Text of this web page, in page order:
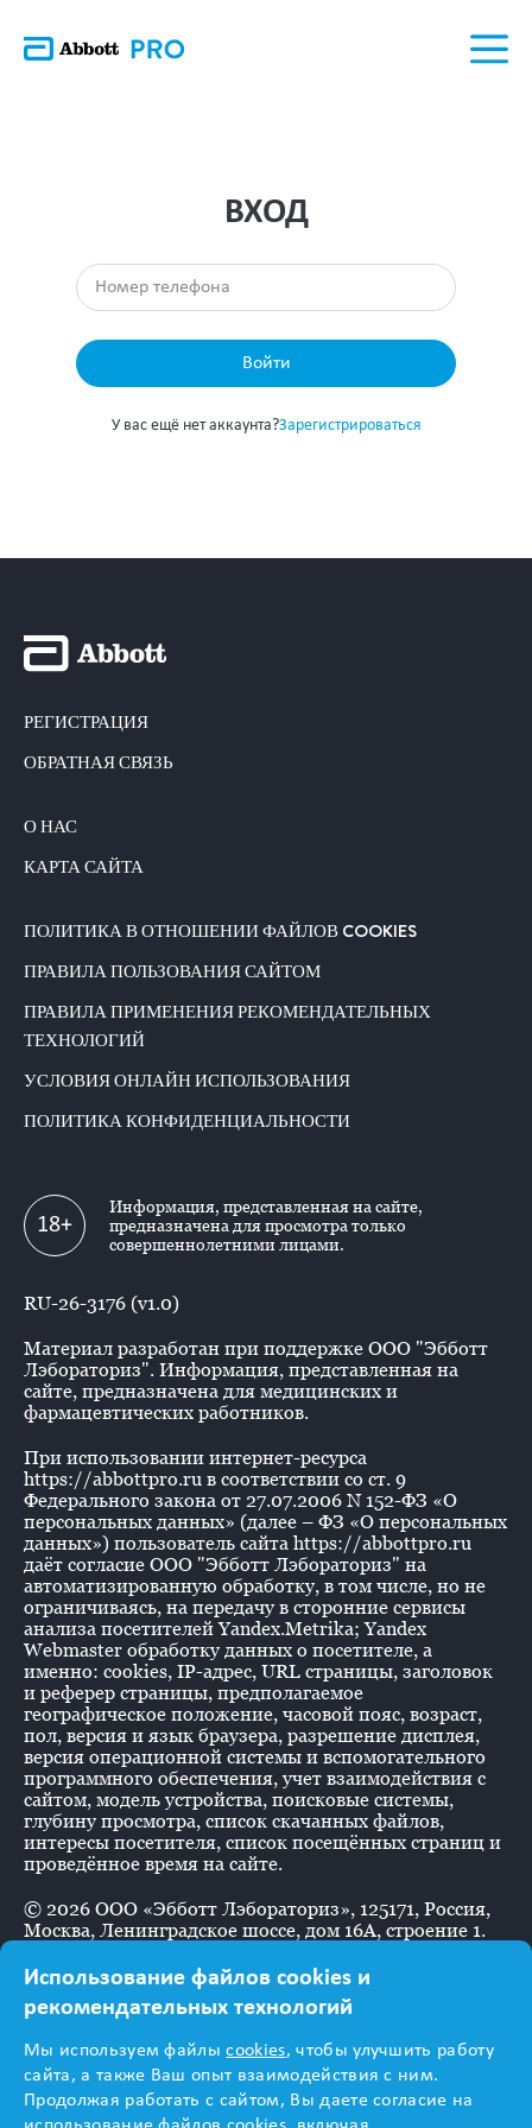
ВХОД
Войти
У вас ещё нет аккаунта?Зарегистрироваться
РЕГИСТРАЦИЯ
ОБРАТНАЯ СВЯЗЬ
О НАС
КАРТА САЙТА
ПОЛИТИКА В ОТНОШЕНИИ ФАЙЛОВ COOKIES
ПРАВИЛА ПОЛЬЗОВАНИЯ САЙТОМ
ПРАВИЛА ПРИМЕНЕНИЯ РЕКОМЕНДАТЕЛЬНЫХ
ТЕХНОЛОГИЙ
УСЛОВИЯ ОНЛАЙН ИСПОЛЬЗОВАНИЯ
ПОЛИТИКА КОНФИДЕНЦИАЛЬНОСТИ
18+
Информация, представленная на сайте,
предназначена для просмотра только
совершеннолетними лицами.
RU-26-3176 (v1.0)
Материал разработан при поддержке ООО "Эбботт
Лэбораториз". Информация, представленная на
сайте, предназначена для медицинских и
фармацевтических работников.
При использовании интернет-ресурса
https://abbottpro.ru в соответствии со ст. 9
Федерального закона от 27.07.2006 N 152-ФЗ «О
персональных данных» (далее – ФЗ «О персональных
данных») пользователь сайта https://abbottpro.ru
даёт согласие ООО "Эбботт Лэбораториз" на
автоматизированную обработку, в том числе, но не
ограничиваясь, на передачу в сторонние сервисы
анализа посетителей Yandex.Metrika; Yandex
Webmaster обработку данных о посетителе, а
именно: cookies, IP-адрес, URL страницы, заголовок
и реферер страницы, предполагаемое
географическое положение, часовой пояс, возраст,
пол, версия и язык браузера, разрешение дисплея,
версия операционной системы и вспомогательного
программного обеспечения, учет взаимодействия с
сайтом, модель устройства, поисковые системы,
глубину просмотра, список скачанных файлов,
интересы посетителя, список посещённых страниц и
проведённое время на сайте.
© 2026 ООО «Эбботт Лэбораториз», 125171, Россия,
Москва, Ленинградское шоссе, дом 16А, строение 1.
Информация
предназначена для
Использование файлов cookies и
рекомендательных технологий
Мы используем файлыcookies, чтобы улучшить работу
сайта, а также Ваш опыт взаимодействия с ним.
Продолжая работать с сайтом, Вы даете согласие на